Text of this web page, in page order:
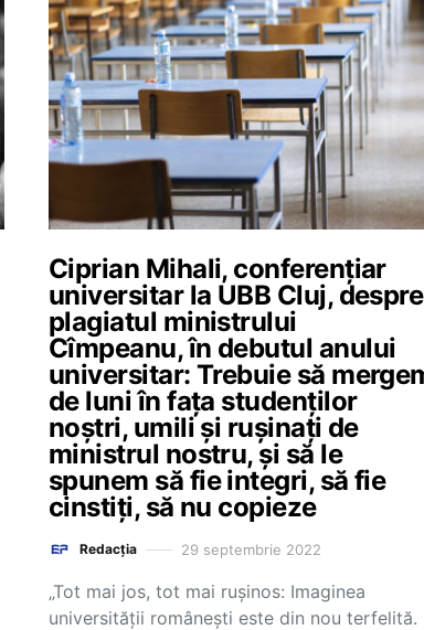
Ciprian Mihali, conferențiar
universitar la UBB Cluj, despre
plagiatul ministrului
Cîmpeanu, în debutul anului
universitar: Trebuie să
de luni în fața studenților
noștri, umili și rușinați de
ministrul nostru, și să le
spunem să fie integri, să fie
cinstiți, să nu copieze
Redacția 29 septembrie 2022
„Tot mai jos, tot mai rușinos: Imaginea
universității românești este din nou terfelită.